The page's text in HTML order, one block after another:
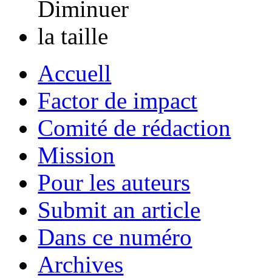
Accuell
Factor de impact
Comité de rédaction
Mission
Pour les auteurs
Submit an article
Dans ce numéro
Archives